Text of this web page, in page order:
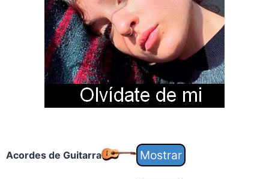
Acordes de Guitarra